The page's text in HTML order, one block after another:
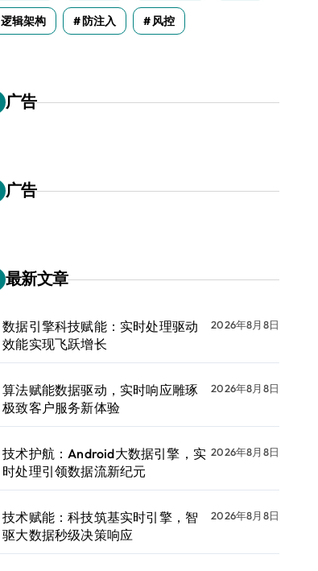
逻辑架构 防注入 风控
广告
广告
最新文章
数据引擎科技赋能：实时处理驱动
效能实现飞跃增长
2026年8月8日
算法赋能数据驱动，实时响应雕琢
极致客户服务新体验
2026年8月8日
技术护航：Android大数据引擎，实
时处理引领数据流新纪元
2026年8月8日
技术赋能：科技筑基实时引擎，智
驱大数据秒级决策响应
2026年8月8日